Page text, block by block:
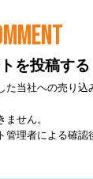
を投稿する
た当社への売り込
ません。
管理者による確認